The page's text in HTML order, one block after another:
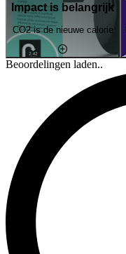
Impact is belangrijk
CO2 is de nieuwe calorie
Beoordelingen laden..